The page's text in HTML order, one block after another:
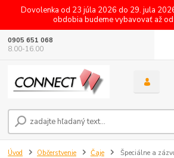
Dovolenka od 23 júla 2026 do 29. jula
obdobia budeme vybavovať až
0905 651 068
8.00-16.00
Úvod Občerstvenie Čaje Špeciálne a